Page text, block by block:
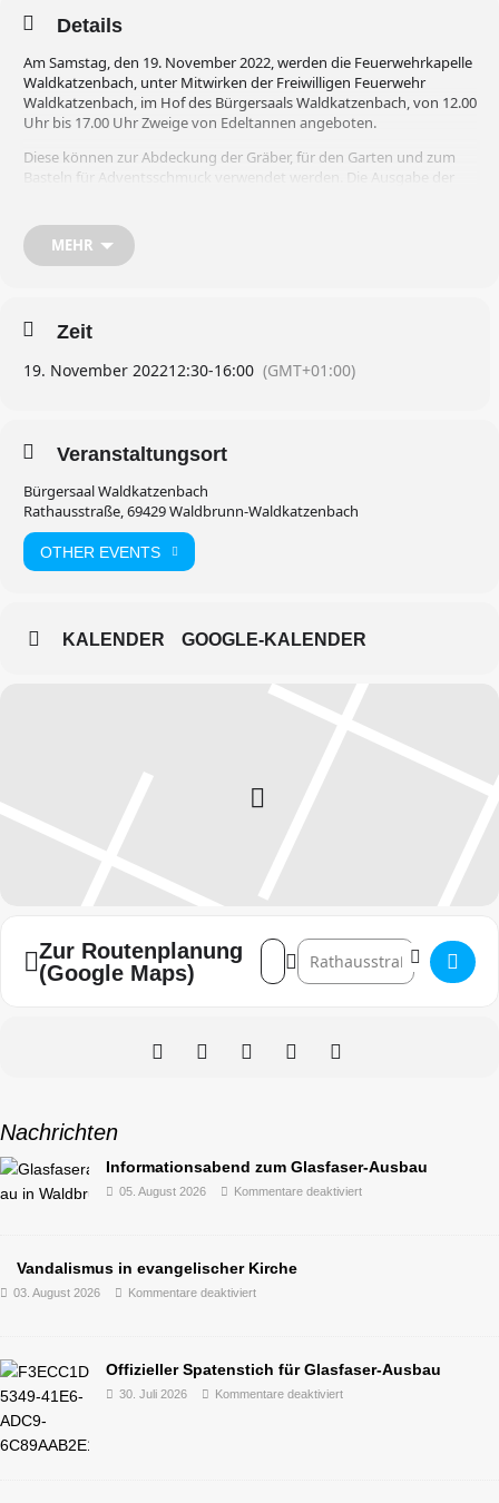
Details
Am Samstag, den 19. November 2022, werden die Feuerwehrkapelle
Waldkatzenbach, unter Mitwirken der Freiwilligen Feuerwehr
Waldkatzenbach, im Hof des Bürgersaals Waldkatzenbach, von 12.00
Uhr bis 17.00 Uhr Zweige von Edeltannen angeboten.
Diese können zur Abdeckung der Gräber, für den Garten und zum
Basteln für Adventsschmuck verwendet werden. Die Ausgabe der
der Nachwuchsarbeit der Feuerwehrkapelle zugute kommt.
Außerdem werden heiße Würste, Glühwein und andere Getränke
MEHR
Zeit
19. November 202212:30-16:00 (GMT+01:00)
Veranstaltungsort
Bürgersaal Waldkatzenbach
Rathausstraße, 69429 Waldbrunn-Waldkatzenbach
OTHER EVENTS
KALENDER GOOGLE-KALENDER
Zur Routenplanung
(Google Maps)
Address - Tannenzweigaktion
Destination Address -
Nachrichten
Informationsabend zum Glasfaser-Ausbau
05. August 2026 Kommentare deaktiviert
Vandalismus in evangelischer Kirche
03. August 2026 Kommentare deaktiviert
Offizieller Spatenstich für Glasfaser-Ausbau
30. Juli 2026 Kommentare deaktiviert